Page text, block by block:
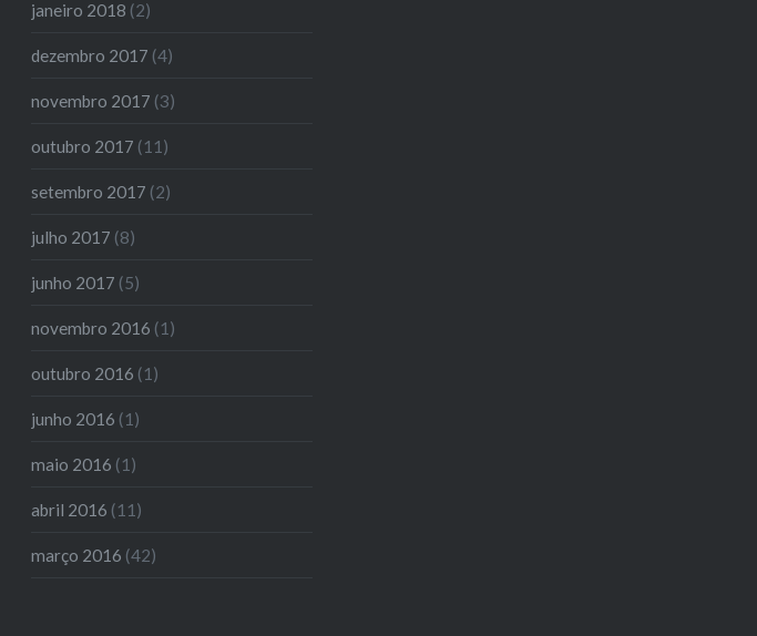
janeiro 2018 (2)
dezembro 2017 (4)
novembro 2017 (3)
outubro 2017 (11)
setembro 2017 (2)
julho 2017 (8)
junho 2017 (5)
novembro 2016 (1)
outubro 2016 (1)
junho 2016 (1)
maio 2016 (1)
abril 2016 (11)
março 2016 (42)